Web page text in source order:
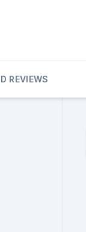
REVIEWS